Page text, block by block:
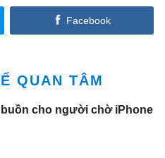
Facebook
QUAN TÂM
cho người chờ iPhone